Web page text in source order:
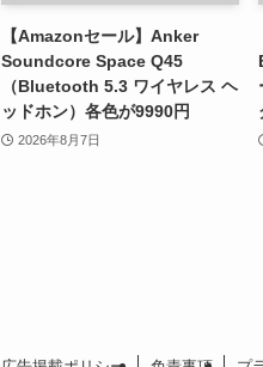
【Amazonセール】Anker
Soundcore Space Q45
（Bluetooth 5.3 ワイヤレス ヘ
ッドホン）各色が9990円
2026年8月7日